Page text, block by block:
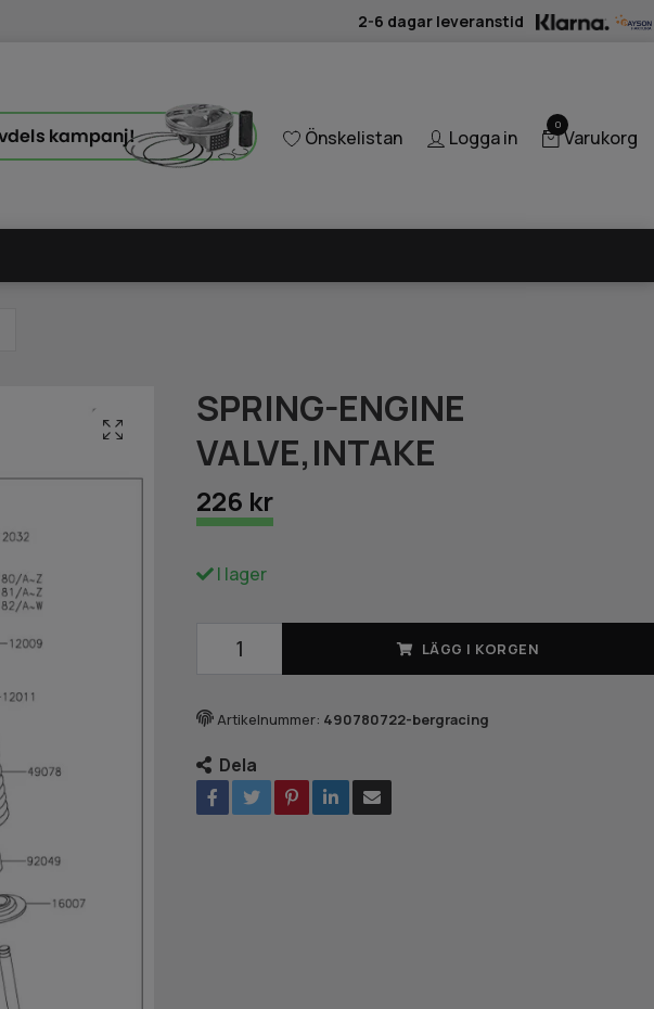
2-6 dagar leveranstid
Önskelistan Logga in
0
Varukorg
SPRING-ENGINE
VALVE,INTAKE
226 kr
I lager
LÄGG I KORGEN
Artikelnummer: 490780722-bergracing
Dela